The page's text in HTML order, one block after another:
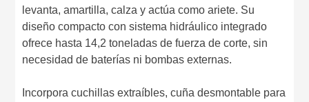
levanta, amartilla, calza y actúa como ariete. Su
diseño compacto con sistema hidráulico integrado
ofrece hasta 14,2 toneladas de fuerza de corte, sin
necesidad de baterías ni bombas externas.
Incorpora cuchillas extraíbles, cuña desmontable para